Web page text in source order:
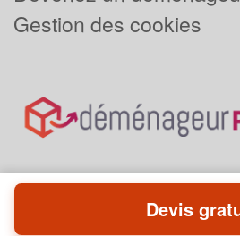
Gestion des cookies
Powered byPlus
Devis